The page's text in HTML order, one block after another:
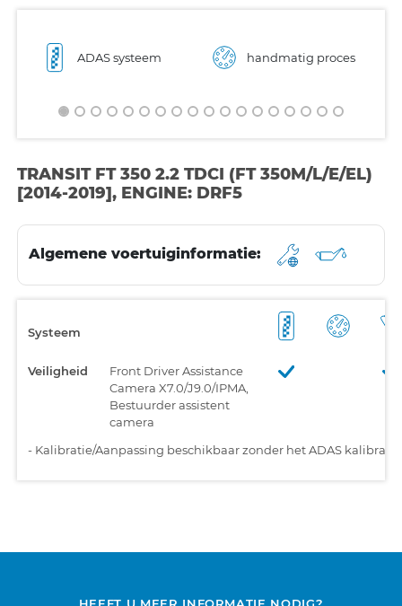
ADAS systeem handmatig proces
TRANSIT FT 350 2.2 TDCI (FT 350M/L/E/EL)
[2014-2019], ENGINE: DRF5
Algemene voertuiginformatie:
Systeem
Veiligheid
Front Driver Assistance
Camera X7.0/J9.0/IPMA,
Bestuurder assistent
camera
- Kalibratie/Aanpassing beschikbaar zonder het ADAS
HEEFT U MEER INFORMATIE NODIG?